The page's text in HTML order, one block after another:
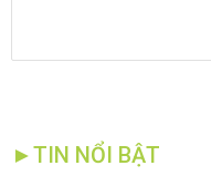
►TIN NỔI BẬT